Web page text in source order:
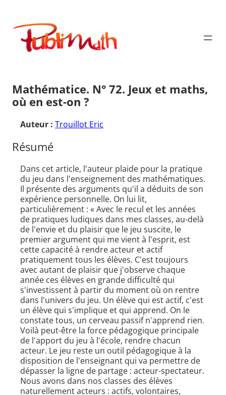
contenu
Publimath
Mathématice. N° 72. Jeux et maths,
où en est-on ?
Auteur : Trouillot Eric
Résumé
Dans cet article, l'auteur plaide pour la pratique
du jeu dans l'enseignement des mathématiques.
Il présente des arguments qu'il a déduits de son
expérience personnelle. On lui lit,
particulièrement : « Avec le recul et les années
de pratiques ludiques dans mes classes, au-delà
de l'envie et du plaisir que le jeu suscite, le
premier argument qui me vient à l'esprit, est
cette capacité à rendre acteur et actif
pratiquement tous les élèves. C'est toujours
avec autant de plaisir que j'observe chaque
année ces élèves en grande difficulté qui
s'investissent à partir du moment où on rentre
dans l'univers du jeu. Un élève qui est actif, c'est
un élève qui s'implique et qui apprend. On le
constate tous, un cerveau passif n'apprend rien.
Voilà peut-être la force pédagogique principale
de l'apport du jeu à l'école, rendre chacun
acteur. Le jeu reste un outil pédagogique à la
disposition de l'enseignant qui va permettre de
dépasser la ligne de partage : acteur-spectateur.
Nous avons dans nos classes des élèves
naturellement acteurs : actifs, volontaires,